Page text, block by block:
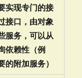
实现专门的接
接口，由对象
服务，可以从
依赖性（例
的附加服务）